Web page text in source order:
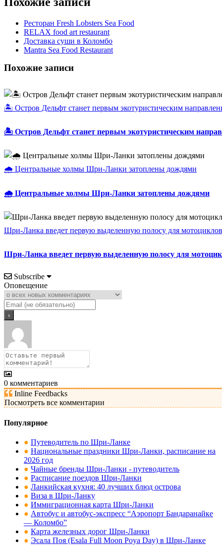
Ресторан Fresh Lobsters Sea Food
RELAX food art restaurant
Доставка суши в Коломбо
Mantra Sea Food Restaurant
Похожие записи
🏝️ Остров Дельфт станет первым экотуристическим
🏝️ Остров Дельфт станет первым экотуристическим
🌧️ Центральные холмы Шри-Ланки затоплены дождями
🌧️ Центральные холмы Шри-Ланки затоплены дождями
Шри-Ланка введет первую выделенную полосу для
Шри-Ланка введет первую выделенную полосу для
Subscribe
Оповещение
0 комментариев
Inline Feedbacks
Посмотреть все комментарии
Популярное
● Путеводитель по Шри-Ланке
● Национальные праздники Шри-Ланки, расписание на
2026 год
● Чайные бренды Шри-Ланки - путеводитель
● Расписание поездов Шри-Ланки
● Ланкийская кухня: 40 лучших блюд острова
● Виза в Шри-Ланку
● Иммиграционная карта Шри-Ланки
● Автобус и автобус-экспресс “Аэропорт Бандаранайке
— Коломбо”
● Карта железных дорог Шри-Ланки
● Эсала Поя (Esala Full Moon Poya Day) в Шри-Ланке